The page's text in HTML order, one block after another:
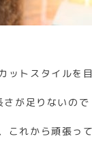
ットスタイルを
さが足りないので
これから頑張っ